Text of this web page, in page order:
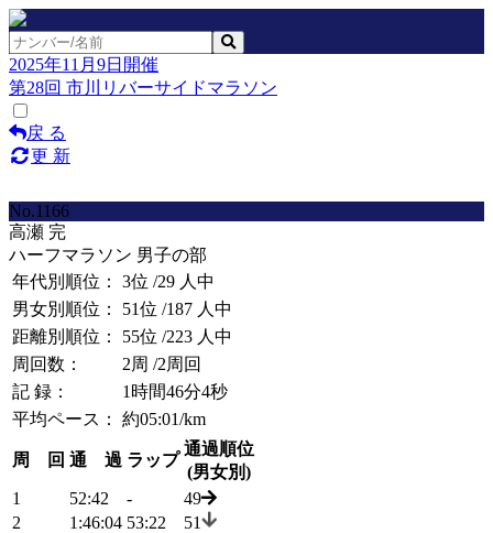
2025年11月9日開催
第28回 市川リバーサイドマラソン
戻 る
更 新
No.1166
高瀬 完
ハーフマラソン 男子の部
年代別順位：
3位 /29 人中
男女別順位：
51位 /187 人中
距離別順位：
55位 /223 人中
周回数：
2周 /2周回
記 録：
1時間46分4秒
平均ペース：
約05:01/km
周 回 通 過 ラップ
通過順位
(男女別)
1
52:42 -
49
2
1:46:04 53:22 51